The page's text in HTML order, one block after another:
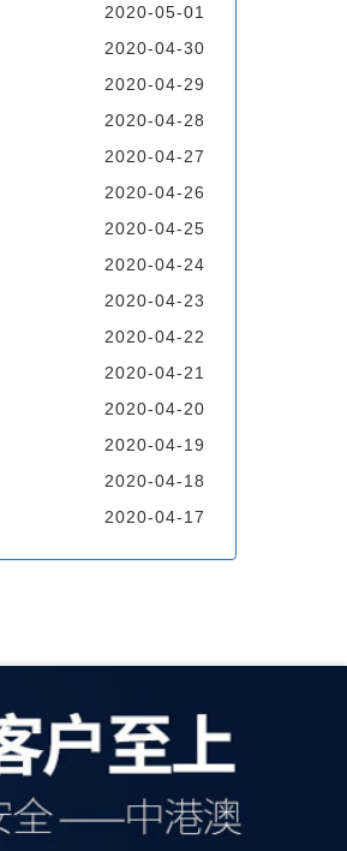
2020-05-01
2020-04-30
2020-04-29
2020-04-28
2020-04-27
2020-04-26
2020-04-25
2020-04-24
2020-04-23
2020-04-22
2020-04-21
2020-04-20
2020-04-19
2020-04-18
2020-04-17